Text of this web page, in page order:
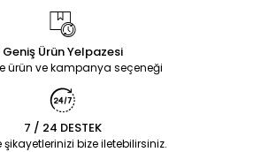
Geniş Ürün Yelpazesi
ürün ve kampanya seçeneği
7 / 24 DESTEK
şikayetlerinizi bize iletebilirsiniz.